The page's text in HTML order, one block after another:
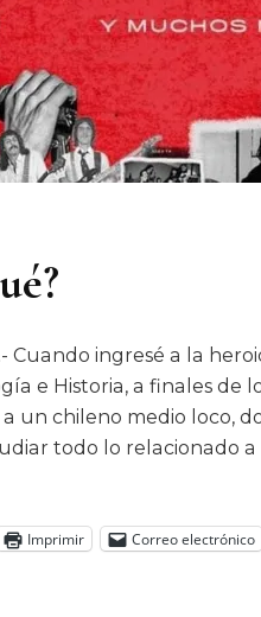
Cuando ingresé a la
e Historia, a finales de
un chileno medio loco,
todo lo relacionado
Imprimir Correo electrónico